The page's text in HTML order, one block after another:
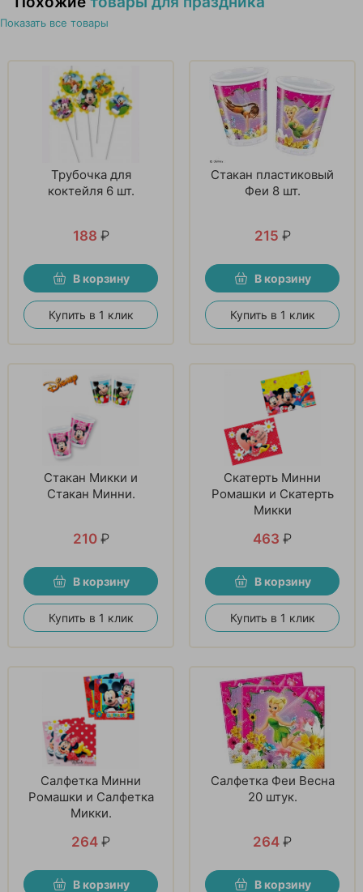
Показать все товары
Трубочка для
коктейля 6 шт.
188 ₽
В корзину
Купить в 1 клик
Стакан пластиковый
Феи 8 шт.
215 ₽
В корзину
Купить в 1 клик
Стакан Микки и
Стакан Минни.
210 ₽
В корзину
Купить в 1 клик
Скатерть Минни
Ромашки и Скатерть
Микки
463 ₽
В корзину
Купить в 1 клик
Салфетка Минни
Ромашки и Салфетка
Микки.
264 ₽
В корзину
Салфетка Феи Весна
20 штук.
264 ₽
В корзину